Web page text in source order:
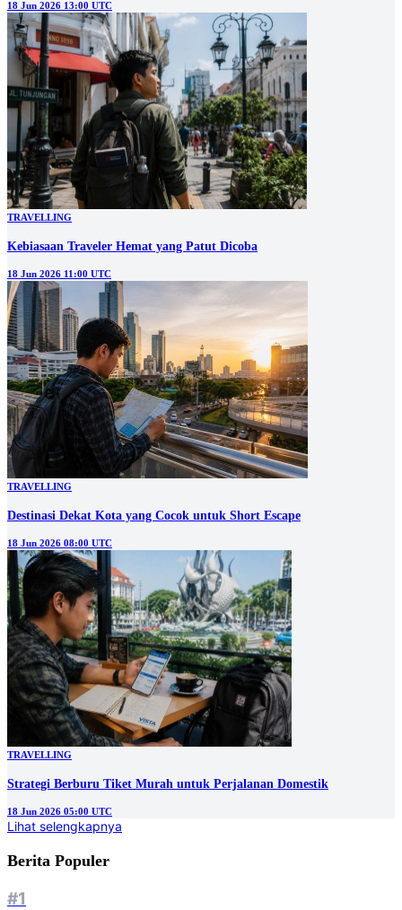
18 Jun 2026 13:00 UTC
TRAVELLING
Kebiasaan Traveler Hemat yang Patut Dicoba
18 Jun 2026 11:00 UTC
TRAVELLING
Destinasi Dekat Kota yang Cocok untuk Short Escape
18 Jun 2026 08:00 UTC
TRAVELLING
Strategi Berburu Tiket Murah untuk Perjalanan Domestik
18 Jun 2026 05:00 UTC
Lihat selengkapnya
Berita Populer
#1